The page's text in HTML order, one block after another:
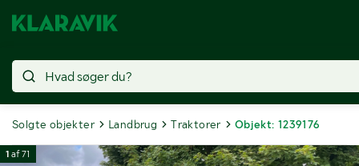
Solgte objekter Landbrug Traktorer Objekt: 1239176
1 af71